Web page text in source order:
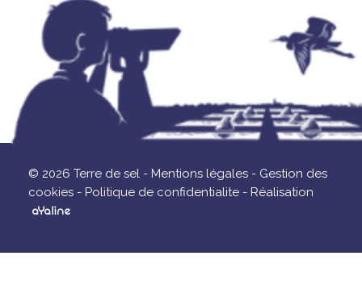
© 2026 Terre de sel - Mentions légales - Gestion des
cookies - Politique de confidentialite - Réalisation